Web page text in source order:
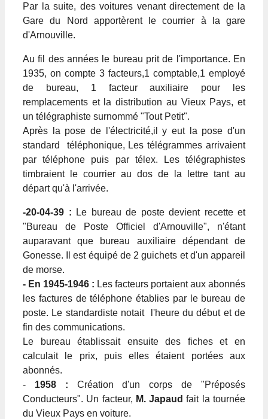
Par la suite, des voitures venant directement de la
Gare du Nord apportèrent le courrier à la gare
d'Arnouville.
Au fil des années le bureau prit de l'importance. En
1935, on compte 3 facteurs,1 comptable,1 employé
de bureau, 1 facteur auxiliaire pour les
remplacements et la distribution au Vieux Pays, et
un télégraphiste surnommé "Tout Petit".
Après la pose de l'électricité,il y eut la pose d'un
standard téléphonique, Les télégrammes arrivaient
par téléphone puis par télex. Les télégraphistes
timbraient le courrier au dos de la lettre tant au
départ qu'à l'arrivée.
-20-04-39 : Le bureau de poste devient recette et
"Bureau de Poste Officiel d'Arnouville", n'étant
auparavant que bureau auxiliaire dépendant de
Gonesse. Il est équipé de 2 guichets et d'un appareil
de morse.
- En 1945-1946 : Les facteurs portaient aux abonnés
les factures de téléphone établies par le bureau de
poste. Le standardiste notait l'heure du début et de
fin des communications.
Le bureau établissait ensuite des fiches et en
calculait le prix, puis elles étaient portées aux
abonnés.
- 1958 : Création d'un corps de "Préposés
Conducteurs". Un facteur, M. Japaud fait la tournée
du Vieux Pays en voiture.